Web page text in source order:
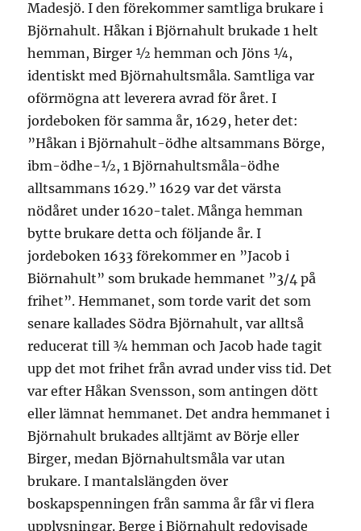
Madesjö. I den förekommer samtliga brukare i
Björnahult. Håkan i Björnahult brukade 1 helt
hemman, Birger ½ hemman och Jöns ¼,
identiskt med Björnahultsmåla. Samtliga var
oförmögna att leverera avrad för året. I
jordeboken för samma år, 1629, heter det:
”Håkan i Björnahult-ödhe altsammans Börge,
ibm-ödhe-½, 1 Björnahultsmåla-ödhe
alltsammans 1629.” 1629 var det värsta
nödåret under 1620-talet. Många hemman
bytte brukare detta och följande år. I
jordeboken 1633 förekommer en ”Jacob i
Biörnahult” som brukade hemmanet ”3/4 på
frihet”. Hemmanet, som torde varit det som
senare kallades Södra Björnahult, var alltså
reducerat till ¾ hemman och Jacob hade tagit
upp det mot frihet från avrad under viss tid. Det
var efter Håkan Svensson, som antingen dött
eller lämnat hemmanet. Det andra hemmanet i
Björnahult brukades alltjämt av Börje eller
Birger, medan Björnahultsmåla var utan
brukare. I mantalslängden över
boskapspenningen från samma år får vi flera
upplysningar. Berge i Biörnahult redovisade